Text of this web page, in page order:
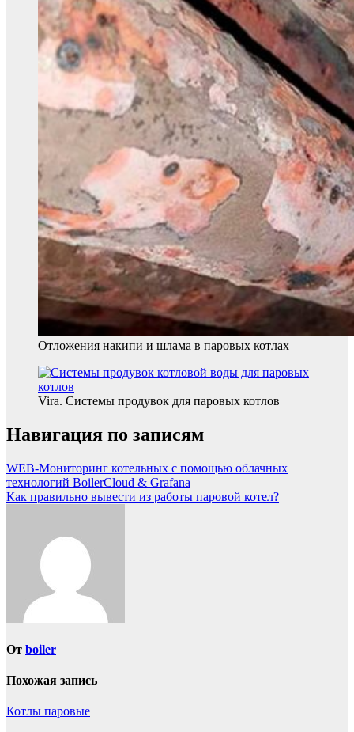
Отложения накипи и шлама в паровых котлах
Vira. Системы продувок для паровых котлов
Навигация по записям
WEB-Мониторинг котельных c помощью облачных
технологий BoilerCloud & Grafana
Как правильно вывести из работы паровой котел?
От boiler
Похожая запись
Котлы паровые